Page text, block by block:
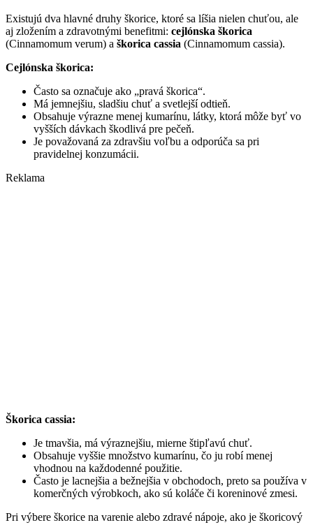
Existujú dva hlavné druhy škorice, ktoré sa líšia nielen chuťou, ale
aj zložením a zdravotnými benefitmi: cejlónska škorica
(Cinnamomum verum) a škorica cassia (Cinnamomum cassia).
Cejlónska škorica:
Často sa označuje ako „pravá škorica“.
Má jemnejšiu, sladšiu chuť a svetlejší odtieň.
Obsahuje výrazne menej kumarínu, látky, ktorá môže byť vo
vyšších dávkach škodlivá pre pečeň.
Je považovaná za zdravšiu voľbu a odporúča sa pri
pravidelnej konzumácii.
Reklama
Škorica cassia:
Je tmavšia, má výraznejšiu, mierne štipľavú chuť.
Obsahuje vyššie množstvo kumarínu, čo ju robí menej
vhodnou na každodenné použitie.
Často je lacnejšia a bežnejšia v obchodoch, preto sa používa v
komerčných výrobkoch, ako sú koláče či koreninové zmesi.
Pri výbere škorice na varenie alebo zdravé nápoje, ako je škoricový